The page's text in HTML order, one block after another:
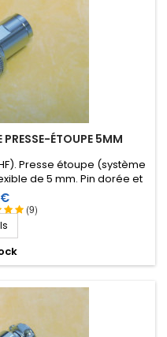
ÉTOUPE 5MM
(9)
Presse étoupe (système
de 5 mm. Pin dorée et